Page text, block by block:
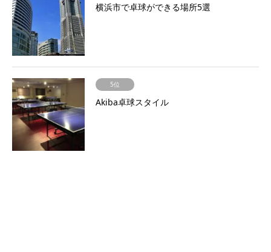
横浜市で卓球ができる場所5選
5位
Akiba卓球スタイル